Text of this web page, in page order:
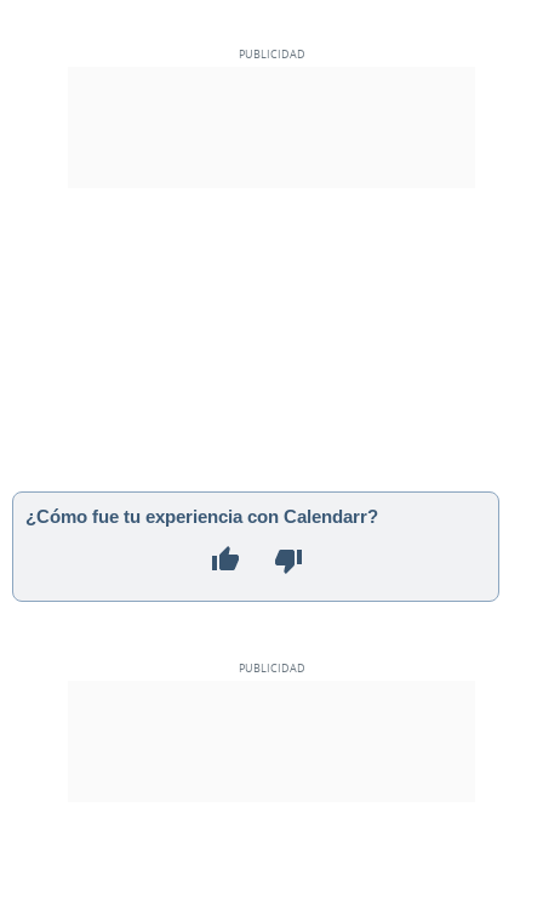
¿Cómo fue tu experiencia con Calendarr?